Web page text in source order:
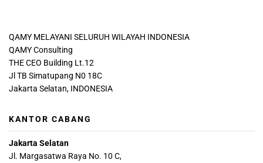
QAMY MELAYANI SELURUH WILAYAH INDONESIA
QAMY Consulting
THE CEO Building Lt.12
Jl TB Simatupang N0 18C
Jakarta Selatan, INDONESIA
KANTOR CABANG
Jakarta Selatan
Jl. Margasatwa Raya No. 10 C,